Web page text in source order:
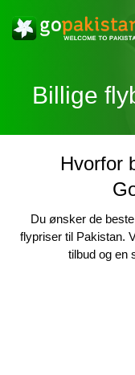
Billige
Hvorfor
Du ønsker de
flypriser til Pakistan.
tilbud og en